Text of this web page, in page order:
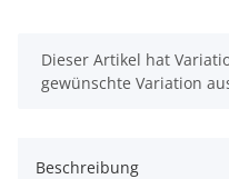
x
Dieser Artikel hat
gewünschte Variation
Beschreibung